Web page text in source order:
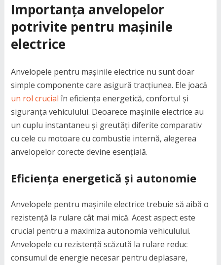
Importanța anvelopelor
potrivite pentru mașinile
electrice
Anvelopele pentru mașinile electrice nu sunt doar
simple componente care asigură tracțiunea. Ele joacă
un rol crucial în eficiența energetică, confortul și
siguranța vehiculului. Deoarece mașinile electrice au
un cuplu instantaneu și greutăți diferite comparativ
cu cele cu motoare cu combustie internă, alegerea
anvelopelor corecte devine esențială.
Eficiența energetică și autonomie
Anvelopele pentru mașinile electrice trebuie să aibă o
rezistență la rulare cât mai mică. Acest aspect este
crucial pentru a maximiza autonomia vehiculului.
Anvelopele cu rezistență scăzută la rulare reduc
consumul de energie necesar pentru deplasare,